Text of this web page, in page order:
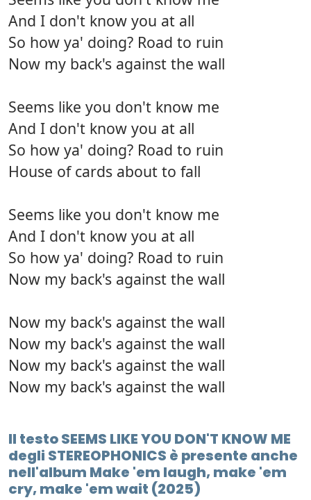
And I don't know you at all
So how ya' doing? Road to ruin
Now my back's against the wall
Seems like you don't know me
And I don't know you at all
So how ya' doing? Road to ruin
House of cards about to fall
Seems like you don't know me
And I don't know you at all
So how ya' doing? Road to ruin
Now my back's against the wall
Now my back's against the wall
Now my back's against the wall
Now my back's against the wall
Now my back's against the wall
Il testo SEEMS LIKE YOU DON'T KNOW ME
degli STEREOPHONICS è presente anche
nell'album Make 'em laugh, make 'em
cry, make 'em wait (2025)